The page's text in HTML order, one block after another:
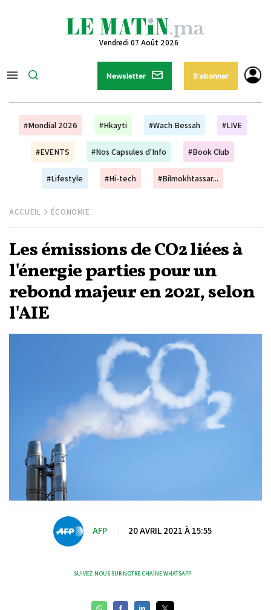
Vendredi 07 Août 2026
Newsletter S'abonner
#Mondial 2026 #Hkayti #Wach Bessah #LIVE
#EVENTS #Nos Capsules d'Info #Book Club
#Lifestyle #Hi-tech #Bilmokhtassar...
ACCUEIL ÉCONOMIE
Les émissions de CO2 liées à
l'énergie parties pour un
rebond majeur en 2021, selon
l'AIE
AFP 20 AVRIL 2021 À 15:55
SUIVEZ-NOUS SUR NOTRE CHAÎNE WHATSAPP